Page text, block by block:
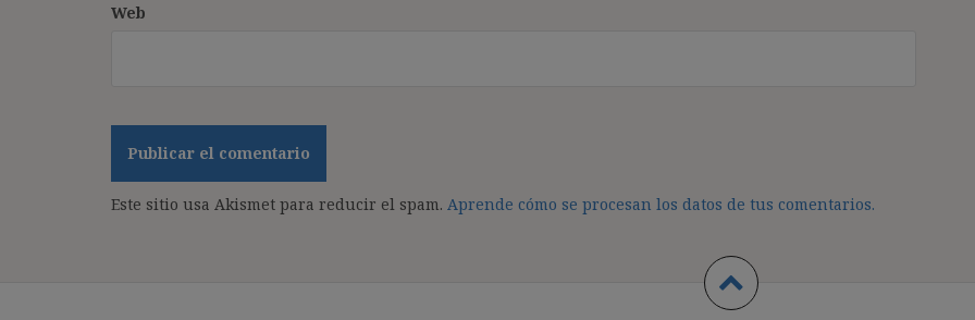
Web
Este sitio usa Akismet para reducir el spam. Aprende cómo se procesan los datos de tus comentarios.